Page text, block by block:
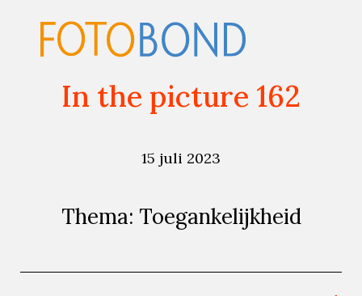
In the picture 162
15 juli 2023
Thema: Toegankelijkheid